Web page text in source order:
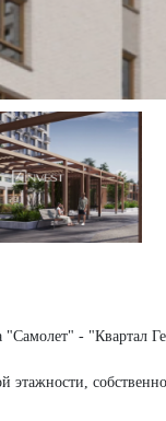
- "Квартал
этажности,